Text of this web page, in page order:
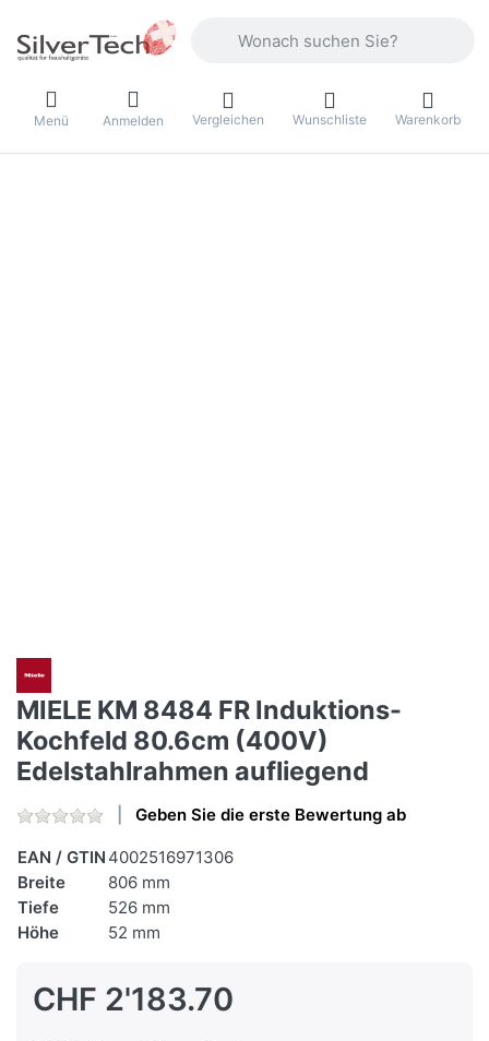
Menü Anmelden Vergleichen Wunschliste Warenkorb
MIELE KM 8484 FR Induktions-
Kochfeld 80.6cm (400V)
Edelstahlrahmen aufliegend
Geben Sie die erste Bewertung ab
EAN / GTIN 4002516971306
Breite
806 mm
Tiefe
526 mm
Höhe
52 mm
CHF 2'183.70